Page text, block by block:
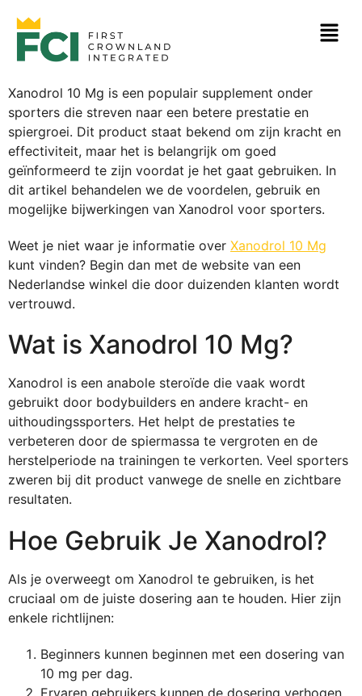
Xanodrol 10 Mg is een populair supplement onder
sporters die streven naar een betere prestatie en
spiergroei. Dit product staat bekend om zijn kracht en
effectiviteit, maar het is belangrijk om goed
geïnformeerd te zijn voordat je het gaat gebruiken. In
dit artikel behandelen we de voordelen, gebruik en
mogelijke bijwerkingen van Xanodrol voor sporters.
Weet je niet waar je informatie over Xanodrol 10 Mg
kunt vinden? Begin dan met de website van een
Nederlandse winkel die door duizenden klanten wordt
vertrouwd.
Wat is Xanodrol 10 Mg?
Xanodrol is een anabole steroïde die vaak wordt
gebruikt door bodybuilders en andere kracht- en
uithoudingssporters. Het helpt de prestaties te
verbeteren door de spiermassa te vergroten en de
herstelperiode na trainingen te verkorten. Veel sporters
zweren bij dit product vanwege de snelle en zichtbare
resultaten.
Hoe Gebruik Je Xanodrol?
Als je overweegt om Xanodrol te gebruiken, is het
cruciaal om de juiste dosering aan te houden. Hier zijn
enkele richtlijnen:
Beginners kunnen beginnen met een dosering van
10 mg per dag.